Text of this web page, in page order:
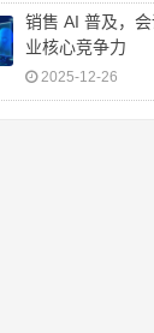
销售 AI 普及，
业核心竞争力
2025-12-26